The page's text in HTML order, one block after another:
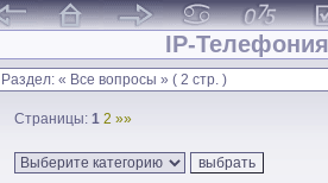
IP-
Раздел: « Все вопросы » ( 2 стр. )
Страницы: 1 2 »»